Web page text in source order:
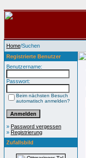
Home/Suchen
Registrierte Benutzer
Benutzername:
Passwort:
Beim nächsten Besuch
automatisch anmelden?
» Password vergessen
» Registrierung
Zufallsbild